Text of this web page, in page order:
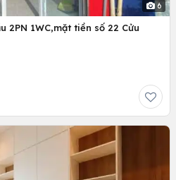
6
2PN 1WC,mặt tiền số 22 Cửu